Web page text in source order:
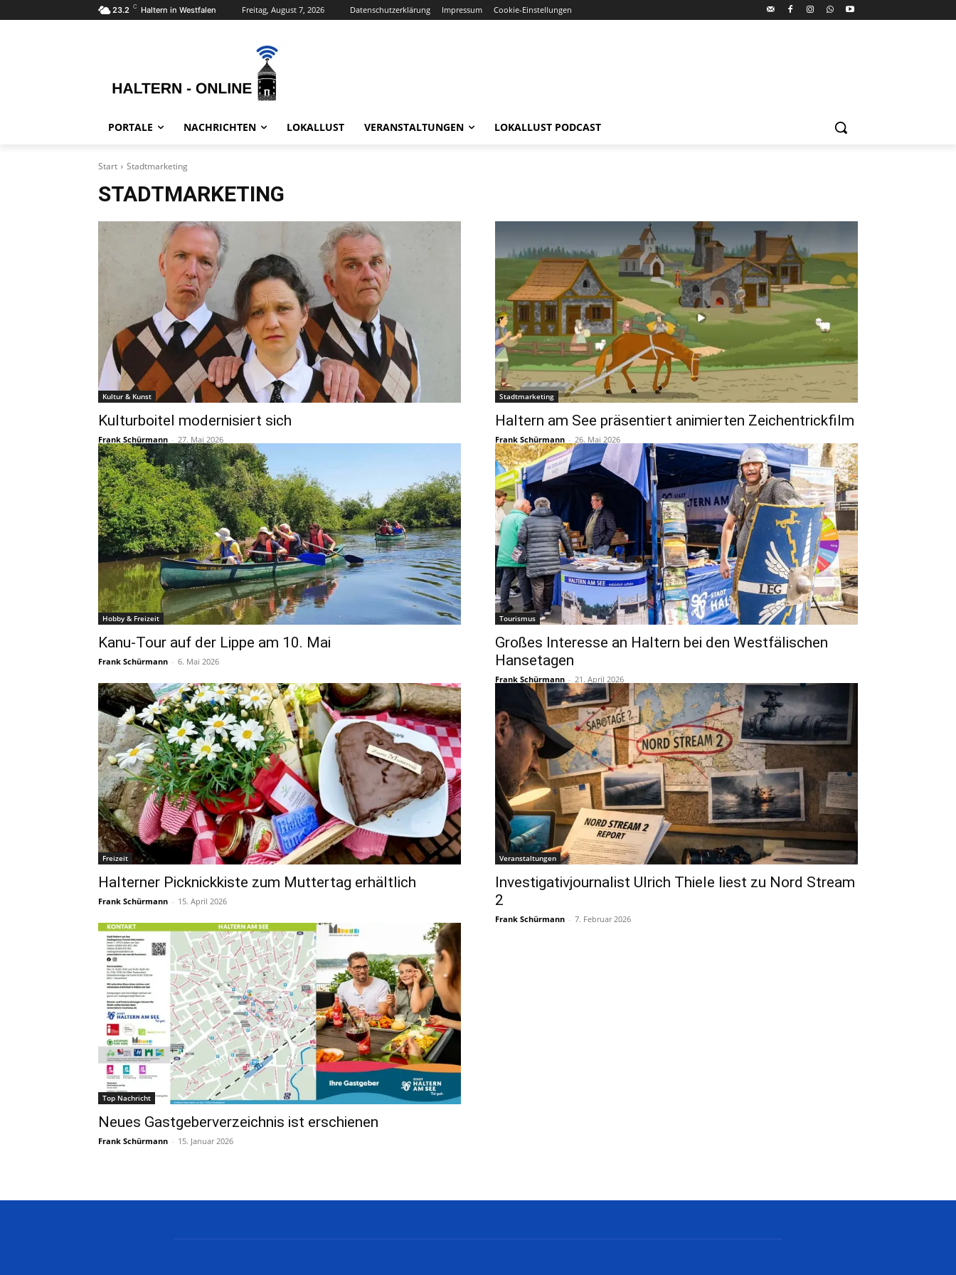
23.2 C Haltern in Westfalen Freitag, August 7, 2026 Datenschutzerklärung Impressum Cookie-Einstellungen
PORTALE NACHRICHTEN LOKALLUST VERANSTALTUNGEN LOKALLUST PODCAST
Start Stadtmarketing
STADTMARKETING
Kultur & Kunst
Kulturboitel modernisiert sich
Frank Schürmann - 27. Mai 2026
Stadtmarketing
Haltern am See präsentiert animierten Zeichentrickfilm
Frank Schürmann - 26. Mai 2026
Hobby & Freizeit
Kanu-Tour auf der Lippe am 10. Mai
Frank Schürmann - 6. Mai 2026
Tourismus
Großes Interesse an Haltern bei den Westfälischen
Hansetagen
Frank Schürmann - 21. April 2026
Freizeit
Halterner Picknickkiste zum Muttertag erhältlich
Frank Schürmann - 15. April 2026
Veranstaltungen
Investigativjournalist Ulrich Thiele liest zu Nord Stream
2
Frank Schürmann - 7. Februar 2026
Top Nachricht
Neues Gastgeberverzeichnis ist erschienen
Frank Schürmann - 15. Januar 2026